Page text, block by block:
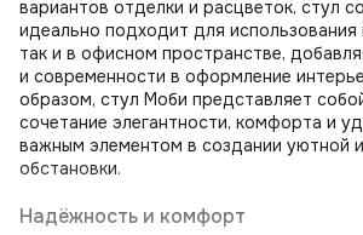
вариантов отделки и расцветок, стул
идеально подходит для
так и в офисном пространстве,
и современности в оформление
образом, стул Моби представляет
сочетание элегантности, комфорта и
важным элементом в создании уютной
обстановки.
Надёжность и комфорт